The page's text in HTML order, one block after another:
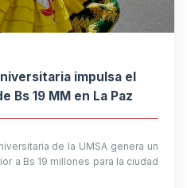
impulsa el
Bs 19 MM en La Paz
de la UMSA genera un
a Bs 19 millones para la ciudad